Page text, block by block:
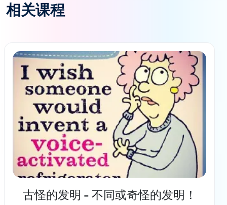
相关课程
古怪的发明 - 不同或奇怪的发明！